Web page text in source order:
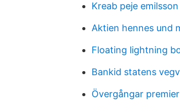
Kreab peje emilsson
Aktien hennes und
Floating lightning
Bankid statens
Övergångar